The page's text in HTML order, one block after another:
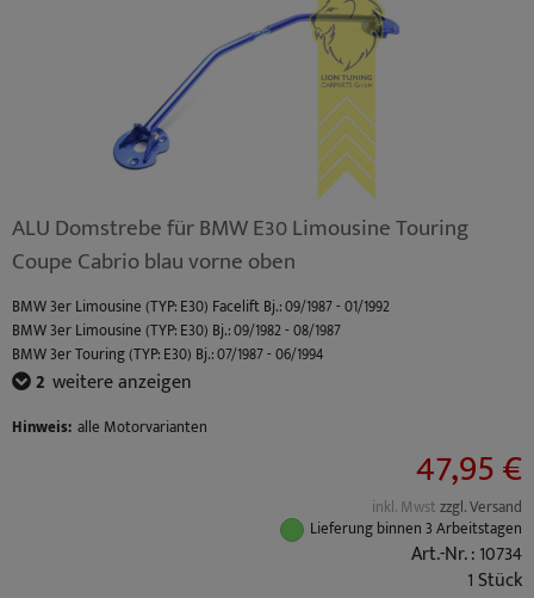
ALU Domstrebe für BMW E30 Limousine Touring
Coupe Cabrio blau vorne oben
BMW 3er Limousine (TYP: E30) Facelift Bj.: 09/1987 - 01/1992
BMW 3er Limousine (TYP: E30) Bj.: 09/1982 - 08/1987
BMW 3er Touring (TYP: E30) Bj.: 07/1987 - 06/1994
BMW 3er Cabrio (TYP: E30) Facelift Bj.: 09/1987 - 10/1993
2 weitere anzeigen
Hinweis: alle Motorvarianten
47,95 €
inkl. Mwstzzgl. Versand
Lieferung binnen 3 Arbeitstagen
Art.-Nr. : 10734
1 Stück